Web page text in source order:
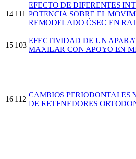
14 111
EFECTO DE DIFERENTES
POTENCIA SOBRE EL
REMODELADO ÓSEO EN
15 103
EFECTIVIDAD DE UN
MAXILAR CON APOYO EN
16 112
CAMBIOS PERIODONTALES
DE RETENEDORES